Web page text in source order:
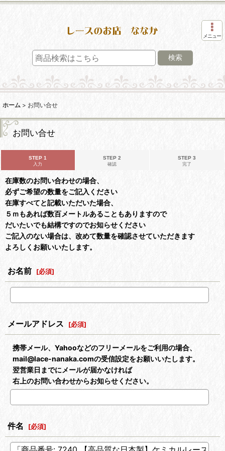
メニュー
検索
ホーム > お問い合せ
お問い合せ
STEP 1
入力
STEP 2
確認
STEP 3
完了
在庫数のお問い合わせの場合、
必ずご希望の数量をご記入ください
在庫すべてと記載いただいた場合、
５ｍもあれば数百メートルあることもありますので
だいたいでも結構ですのでお知らせください
ご記入のない場合は、改めて数量を確認させていただきます
よろしくお願いいたします。
お名前 [必須]
メールアドレス [必須]
携帯メール、Yahooなどのフリーメールをご利用の場合、
mail@lace-nanaka.comの受信設定をお願いいたします。
翌営業日までにメールが届かなければ
右上のお問い合わせからお知らせください。
件名 [必須]